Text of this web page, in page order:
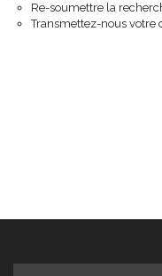
Espace client
Re-soumettre la
Transmettez-nous votre